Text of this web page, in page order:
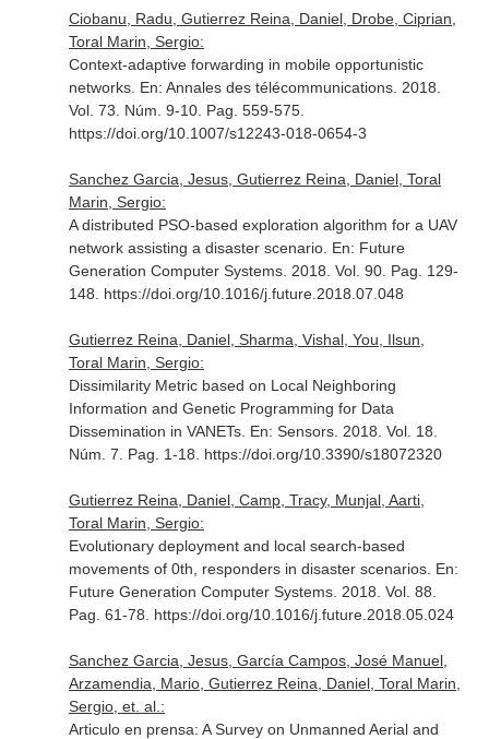
Ciobanu, Radu, Gutierrez Reina, Daniel, Drobe, Ciprian,
Toral Marin, Sergio:
Context-adaptive forwarding in mobile opportunistic
networks. En: Annales des télécommunications. 2018.
Vol. 73. Núm. 9-10. Pag. 559-575.
https://doi.org/10.1007/s12243-018-0654-3
Sanchez Garcia, Jesus, Gutierrez Reina, Daniel, Toral
Marin, Sergio:
A distributed PSO-based exploration algorithm for a UAV
network assisting a disaster scenario. En: Future
Generation Computer Systems. 2018. Vol. 90. Pag. 129-
148. https://doi.org/10.1016/j.future.2018.07.048
Gutierrez Reina, Daniel, Sharma, Vishal, You, Ilsun,
Toral Marin, Sergio:
Dissimilarity Metric based on Local Neighboring
Information and Genetic Programming for Data
Dissemination in VANETs. En: Sensors. 2018. Vol. 18.
Núm. 7. Pag. 1-18. https://doi.org/10.3390/s18072320
Gutierrez Reina, Daniel, Camp, Tracy, Munjal, Aarti,
Toral Marin, Sergio:
Evolutionary deployment and local search-based
movements of 0th, responders in disaster scenarios. En:
Future Generation Computer Systems. 2018. Vol. 88.
Pag. 61-78. https://doi.org/10.1016/j.future.2018.05.024
Sanchez Garcia, Jesus, García Campos, José Manuel,
Arzamendia, Mario, Gutierrez Reina, Daniel, Toral Marin,
Sergio, et. al.:
Articulo en prensa: A Survey on Unmanned Aerial and